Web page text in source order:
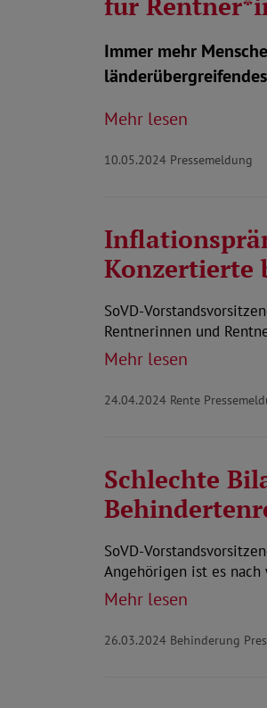
Immer mehr
Mehr lesen
10.05.2024 Pressemeldung
Konzertierte
SoVD-
Rentnerinnen und
Mehr lesen
24.04.2024 Rente
Schlechte
SoVD-
Angehörigen ist es
Mehr lesen
26.03.2024 Behinderung